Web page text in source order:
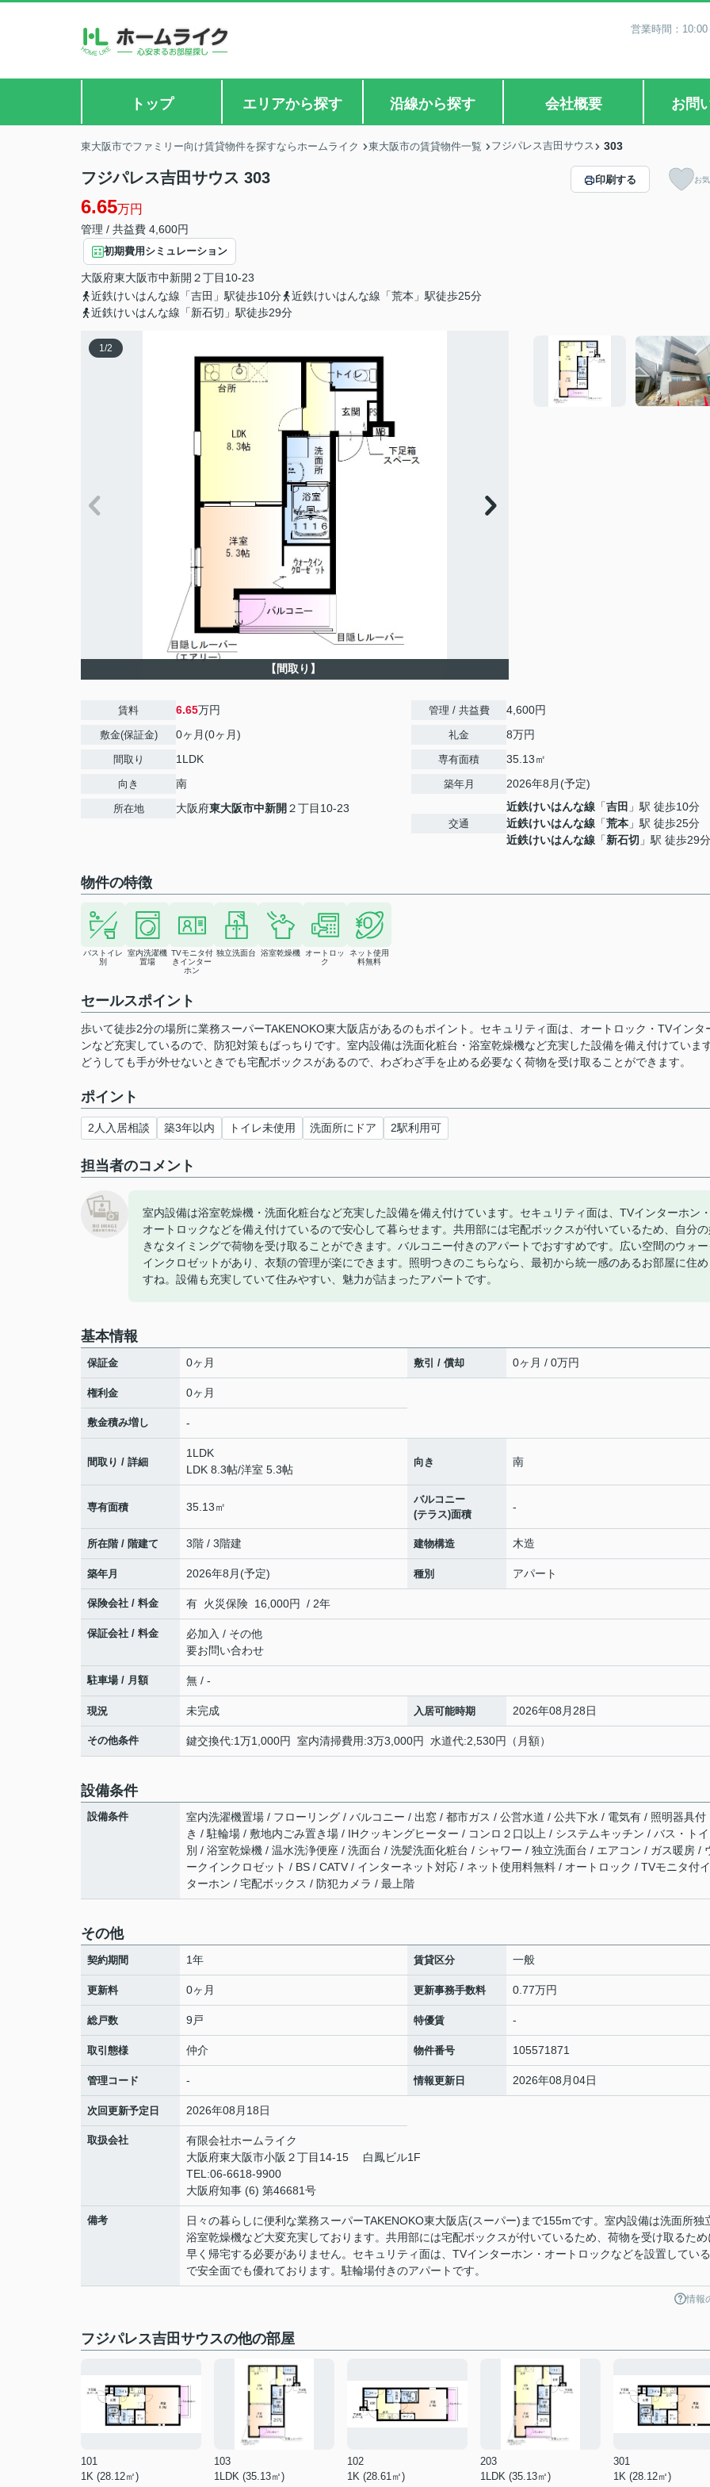
営業時間：
トップ エリアから探す 沿線から探す 会社概要 お問
東大阪市でファミリー向け賃貸物件を探すならホームライク 東大阪市の賃貸物件一覧 フジパレス吉田サウス 303
フジパレス吉田サウス 303
6.65万円
管理 / 共益費 4,600円
初期費用シミュレーション
大阪府東大阪市中新開 ２丁目10-23
近鉄けいはんな線「吉田」駅徒歩10分
近鉄けいはんな線「荒本」駅徒歩25分
近鉄けいはんな線「新石切」駅徒歩29分
印刷する お
1/2
【間取り】
賃料 6.65万円
敷金(保証金) 0ヶ月(0ヶ月)
間取り 1LDK
向き 南
所在地 大阪府東大阪市中新開 ２丁目10-23
管理 / 共益費 4,600円
礼金 8万円
専有面積 35.13㎡
築年月 2026年8月(予定)
交通
近鉄けいはんな線 「吉田 」駅 徒歩10分
近鉄けいはんな線 「荒本 」駅 徒歩25分
近鉄けいはんな線 「新石切 」駅 徒歩29分
物件の特徴
バストイレ
別
室内洗濯機
置場
TVモニタ付
きインター
ホン
独立洗面台 浴室乾燥機
オートロッ
ク
ネット使用
料無料
セールスポイント
歩いて徒歩2分の場所に業務スーパーTAKENOKO東大阪店があるのもポイント。セキュリティ面は、オートロック・TVインタ
ンなど充実しているので、防犯対策もばっちりです。室内設備は洗面化粧台・浴室乾燥機など充実した設備を備え付けています
どうしても手が外せないときでも宅配ボックスがあるので、わざわざ手を止める必要なく荷物を受け取ることができます。
ポイント
2人入居相談 築3年以内 トイレ未使用 洗面所にドア 2駅利用可
担当者のコメント
室内設備は浴室乾燥機・洗面化粧台など充実した設備を備え付けています。セキュリティ面は、TVインターホン・
オートロックなどを備え付けているので安心して暮らせます。共用部には宅配ボックスが付いているため、自分
きなタイミングで荷物を受け取ることができます。バルコニー付きのアパートでおすすめです。広い空間のウォー
インクロゼットがあり、衣類の管理が楽にできます。照明つきのこちらなら、最初から統一感のあるお部屋に住め
すね。設備も充実していて住みやすい、魅力が詰まったアパートです。
基本情報
保証金 0ヶ月 敷引 / 償却 0ヶ月 / 0万円
権利金 0ヶ月
敷金積み増し -
間取り / 詳細
1LDK
LDK 8.3帖/洋室 5.3帖
向き 南
専有面積 35.13㎡
バルコニー
(テラス)面積
-
所在階 / 階建て 3階 / 3階建 建物構造 木造
築年月 2026年8月(予定) 種別 アパート
保険会社 / 料金 有 火災保険 16,000円 / 2年
保証会社 / 料金
必加入 / その他
要お問い合わせ
駐車場 / 月額 無 / -
現況 未完成 入居可能時期 2026年08月28日
その他条件 鍵交換代:1万1,000円 室内清掃費用:3万3,000円 水道代:2,530円（月額）
設備条件
設備条件
室内洗濯機置場 / フローリング / バルコニー / 出窓 / 都市ガス / 公営水道 / 公共下水 / 電気有 / 照明器具付
き / 駐輪場 / 敷地内ごみ置き場 / IHクッキングヒーター / コンロ２口以上 / システムキッチン / バス・ト
別 / 浴室乾燥機 / 温水洗浄便座 / 洗面台 / 洗髪洗面化粧台 / シャワー / 独立洗面台 / エアコン / ガス暖房 /
ークインクロゼット / BS / CATV / インターネット対応 / ネット使用料無料 / オートロック / TVモニタ付
ターホン / 宅配ボックス / 防犯カメラ / 最上階
その他
契約期間 1年 賃貸区分 一般
更新料 0ヶ月 更新事務手数料 0.77万円
総戸数 9戸 特優賃 -
取引態様 仲介 物件番号 105571871
管理コード - 情報更新日 2026年08月04日
次回更新予定日 2026年08月18日
取扱会社
有限会社ホームライク
大阪府東大阪市小阪２丁目14-15 白鳳ビル1F
TEL:06-6618-9900
大阪府知事 (6) 第46681号
備考
日々の暮らしに便利な業務スーパーTAKENOKO東大阪店(スーパー)まで155mです。室内設備は洗面所独
浴室乾燥機など大変充実しております。共用部には宅配ボックスが付いているため、荷物を受け取るため
早く帰宅する必要がありません。セキュリティ面は、TVインターホン・オートロックなどを設置してい
で安全面でも優れております。駐輪場付きのアパートです。
情報
フジパレス吉田サウスの他の部屋
101
1K (28.12㎡)
103
1LDK (35.13㎡)
102
1K (28.61㎡)
203
1LDK (35.13㎡)
301
1K (28.12㎡)